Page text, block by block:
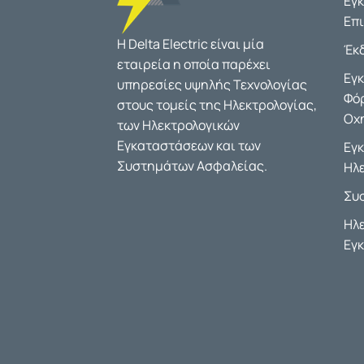
Η Delta Electric είναι μία
εταιρεία η οποία παρέχει
υπηρεσίες υψηλής Τεχνολογίας
στους τομείς της Ηλεκτρολογίας,
των Ηλεκτρολογικών
Εγκαταστάσεων και των
Συστημάτων Ασφαλείας.